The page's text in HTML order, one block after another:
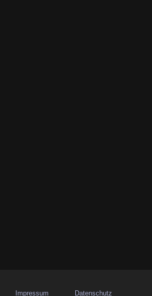
Impressum Datenschutz